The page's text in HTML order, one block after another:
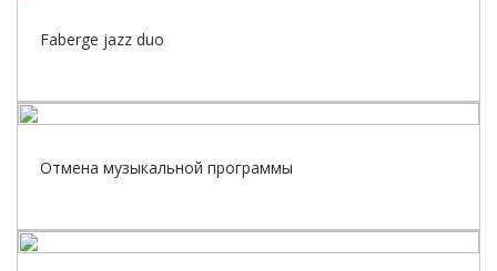
Faberge jazz duo
Отмена музыкальной программы